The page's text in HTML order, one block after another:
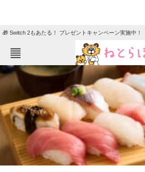
🎁 Switch 2もあたる！ プレゼントキャンペーン実施中！
ねとらぼメニュー
ニュース
エンタメ クイズ
グルメ
住まい 教育・育児
リサーチ